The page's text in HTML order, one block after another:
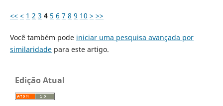
<< < 1 2 3 4 5 6 7 8 9 10 > >>
Você também pode iniciar uma pesquisa avançada por
similaridadepara este artigo.
Edição Atual